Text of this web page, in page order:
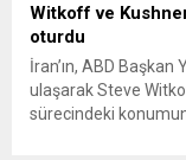
Witkoff ve
oturdu
İran’ın, ABD Başkan
ulaşarak Steve
sürecindeki